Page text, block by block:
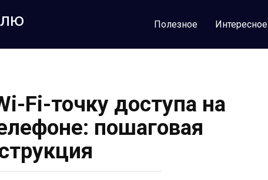
Полезное Интересное
Fi-точку доступа на
пошаговая